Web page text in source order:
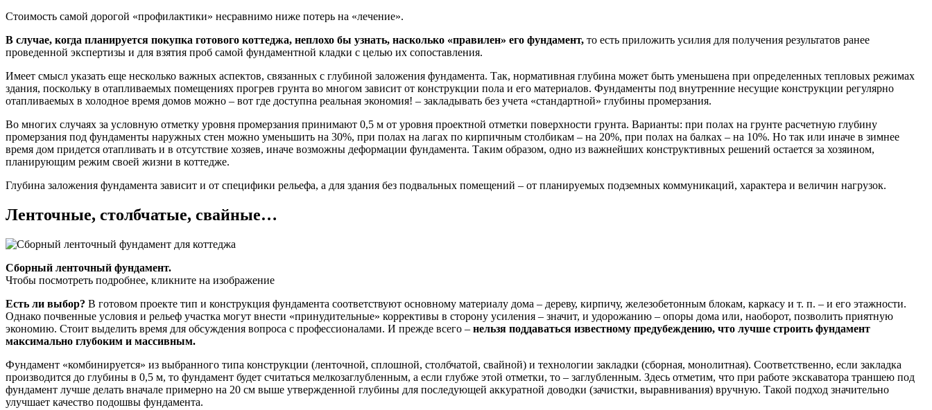
Стоимость самой дорогой «профилактики» несравнимо ниже потерь на «лечение».
В случае, когда планируется покупка готового коттеджа, неплохо бы узнать, насколько «правилен» его фундамент, то есть приложить усилия для получения результатов ранее
проведенной экспертизы и для взятия проб самой фундаментной кладки с целью их сопоставления.
Имеет смысл указать еще несколько важных аспектов, связанных с глубиной заложения фундамента. Так, нормативная глубина может быть уменьшена при определенных тепловых режимах
здания, поскольку в отапливаемых помещениях прогрев грунта во многом зависит от конструкции пола и его материалов. Фундаменты под внутренние несущие конструкции регулярно
отапливаемых в холодное время домов можно – вот где доступна реальная экономия! – закладывать без учета «стандартной» глубины промерзания.
Во многих случаях за условную отметку уровня промерзания принимают 0,5 м от уровня проектной отметки поверхности грунта. Варианты: при полах на грунте расчетную глубину
промерзания под фундаменты наружных стен можно уменьшить на 30%, при полах на лагах по кирпичным столбикам – на 20%, при полах на балках – на 10%. Но так или иначе в зимнее
время дом придется отапливать и в отсутствие хозяев, иначе возможны деформации фундамента. Таким образом, одно из важнейших конструктивных решений остается за хозяином,
планирующим режим своей жизни в коттедже.
Глубина заложения фундамента зависит и от специфики рельефа, а для здания без подвальных помещений – от планируемых подземных коммуникаций, характера и величин нагрузок.
Ленточные, столбчатые, свайные…
Сборный ленточный фундамент.
Чтобы посмотреть подробнее, кликните на изображение
Есть ли выбор? В готовом проекте тип и конструкция фундамента соответствуют основному материалу дома – дереву, кирпичу, железобетонным блокам, каркасу и т. п. – и его этажности.
Однако почвенные условия и рельеф участка могут внести «принудительные» коррективы в сторону усиления – значит, и удорожанию – опоры дома или, наоборот, позволить приятную
экономию. Стоит выделить время для обсуждения вопроса с профессионалами. И прежде всего – нельзя поддаваться известному предубеждению, что лучше строить фундамент
максимально глубоким и массивным.
Фундамент «комбинируется» из выбранного типа конструкции (ленточной, сплошной, столбчатой, свайной) и технологии закладки (сборная, монолитная). Соответственно, если закладка
производится до глубины в 0,5 м, то фундамент будет считаться мелкозаглубленным, а если глубже этой отметки, то – заглубленным. Здесь отметим, что при работе экскаватора траншею под
фундамент лучше делать вначале примерно на 20 см выше утвержденной глубины для последующей аккуратной доводки (зачистки, выравнивания) вручную. Такой подход значительно
улучшает качество подошвы фундамента.